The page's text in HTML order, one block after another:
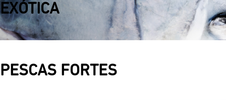
EXÓTICA
PESCAS FORTES